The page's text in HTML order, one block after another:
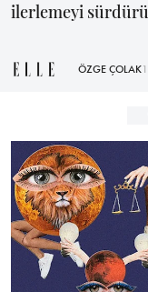
ilerlemeyi
ÖZGE ÇOLAK